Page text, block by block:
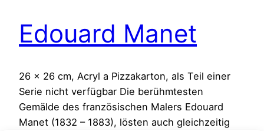
Edouard Manet
26 x 26 cm, Acryl a Pizzakarton, als Teil einer
Serie nicht verfügbar Die berühmtesten
Gemälde des französischen Malers Edouard
Manet (1832 – 1883), lösten auch gleichzeitig